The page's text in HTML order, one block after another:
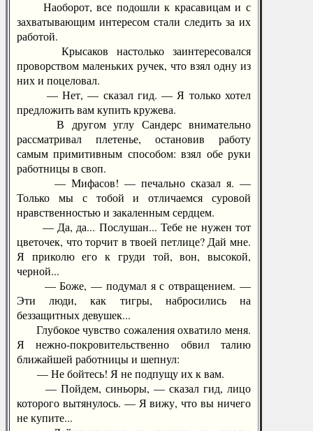
Наоборот, все подошли к красавицам и с
захватывающим интересом стали следить за их
работой.
Крысаков настолько заинтересовался
проворством маленьких ручек, что взял одну из
них и поцеловал.
— Нет, — сказал гид. — Я только хотел
предложить вам купить кружева.
В другом углу Сандерс внимательно
рассматривал плетенье, остановив работу
самым примитивным способом: взял обе руки
работницы в своп.
— Мифасов! — печально сказал я. —
Только мы с тобой и отличаемся суровой
нравственностью и закаленным сердцем.
— Да, да... Послушан... Тебе не нужен тот
цветочек, что торчит в твоей петлице? Дай мне.
Я приколю его к груди той, вон, высокой,
черной...
— Боже, — подумал я с отвращением. —
Эти люди, как тигры, набросились на
беззащитных девушек...
Глубокое чувство сожаления охватило меня.
Я нежно-покровительственно обвил талию
ближайшей работницы и шепнул:
— Не бойтесь! Я не подпущу их к вам.
— Пойдем, синьоры, — сказал гид, лицо
которого вытянулось. — Я вижу, что вы ничего
не купите...